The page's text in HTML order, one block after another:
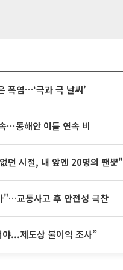
폭염…‘극과 극 날씨’
⋯동해안 이틀 연속 비
던 시절, 내 앞엔 20명의 팬뿐"
"…교통사고 후 안전성 극찬
...제도상 불이익 조사”